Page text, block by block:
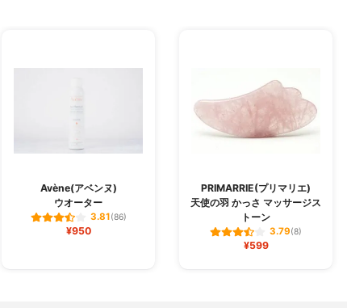
Avène(アベンヌ)
ウオーター
3.81(86)
¥950
PRIMARRIE(プリマリエ)
天使の羽 かっさ マッサージス
トーン
3.79(8)
¥599